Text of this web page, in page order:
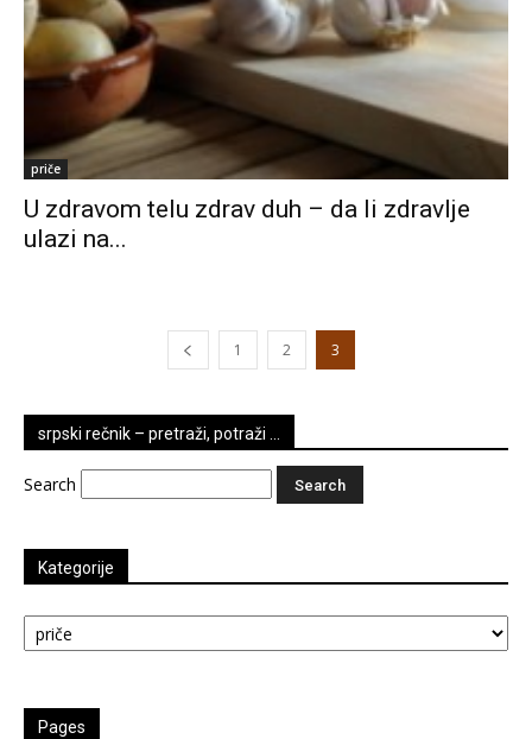
priče
U zdravom telu zdrav duh – da li zdravlje
ulazi na...
1 2 3
srpski rečnik – pretraži, potraži …
Search
Kategorije
Kategorije
Pages